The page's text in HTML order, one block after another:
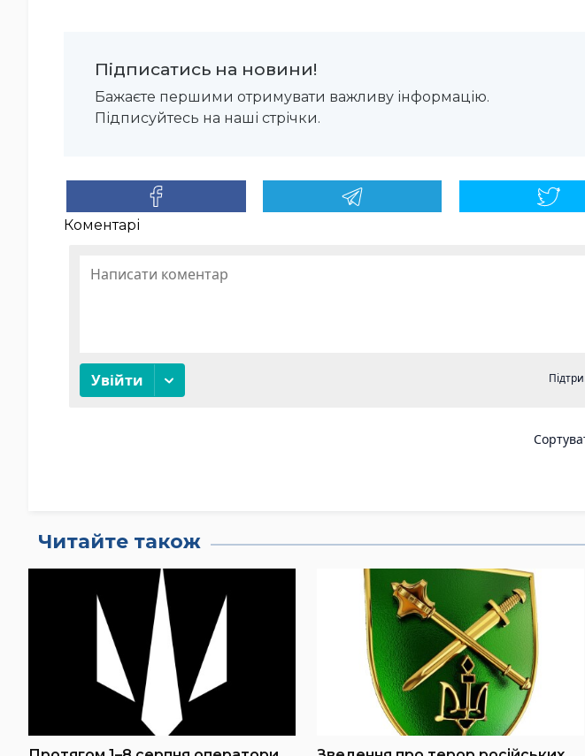
Підписатись на новини!
Бажаєте першими отримувати важливу інформацію.
Підписуйтесь на наші стрічки.
Коментарі
Читайте також